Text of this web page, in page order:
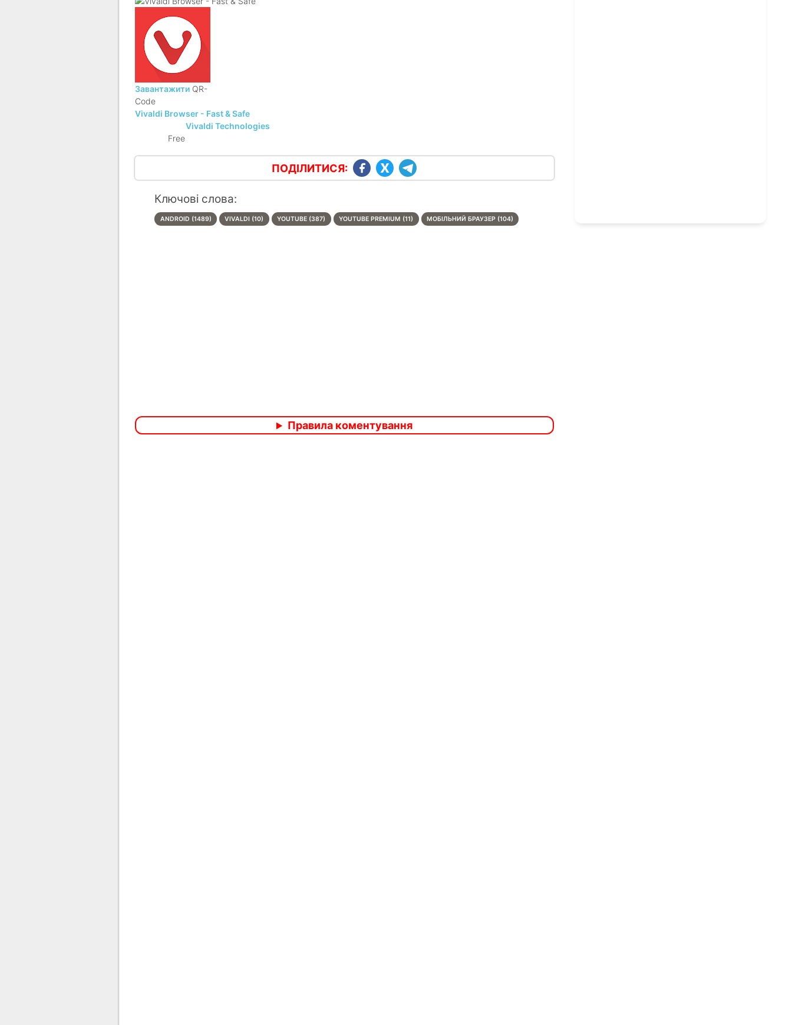
Завантажити QR-
Code
Vivaldi Browser - Fast & Safe
Vivaldi Technologies
Free
ПОДІЛИТИСЯ:
Ключові слова:
ANDROID (1489) VIVALDI (10) YOUTUBE (387) YOUTUBE PREMIUM (11) МОБІЛЬНИЙ БРАУЗЕР (104)
Правила коментування